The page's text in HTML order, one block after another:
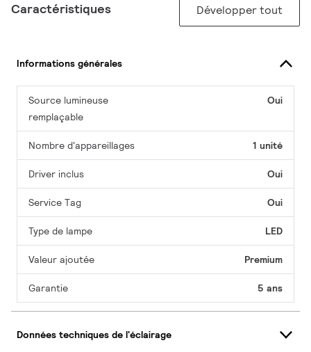
Caractéristiques Développer tout
Informations générales
Source lumineuse
remplaçable
Oui
Nombre d'appareillages 1 unité
Driver inclus Oui
Service Tag Oui
Type de lampe LED
Valeur ajoutée Premium
Garantie 5 ans
Données techniques de l'éclairage